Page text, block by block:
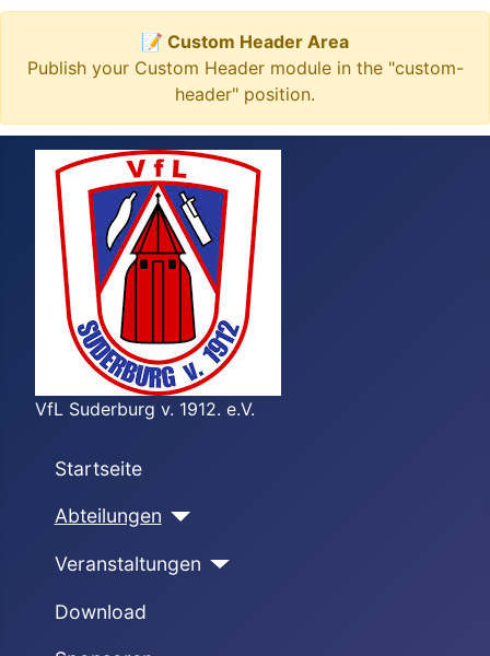
📝 Custom Header Area
Publish your Custom Header module in the "custom-
header" position.
VfL Suderburg v. 1912. e.V.
Startseite
Abteilungen
Veranstaltungen
Download